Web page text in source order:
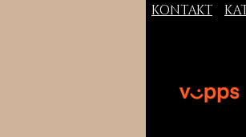
KONTAKT